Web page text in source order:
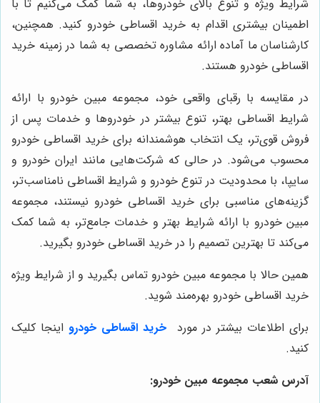
شرایط ویژه و تنوع بالای خودروها، به شما کمک می‌کنیم تا با
اطمینان بیشتری اقدام به خرید اقساطی خودرو کنید. همچنین،
کارشناسان ما آماده ارائه مشاوره تخصصی به شما در زمینه خرید
اقساطی خودرو هستند.
در مقایسه با رقبای واقعی خود، مجموعه مبین خودرو با ارائه
شرایط اقساطی بهتر، تنوع بیشتر در خودروها و خدمات پس از
فروش قوی‌تر، یک انتخاب هوشمندانه برای خرید اقساطی خودرو
محسوب می‌شود. در حالی که شرکت‌هایی مانند ایران خودرو و
سایپا، با محدودیت در تنوع خودرو و شرایط اقساطی نامناسب‌تر،
گزینه‌های مناسبی برای خرید اقساطی خودرو نیستند، مجموعه
مبین خودرو با ارائه شرایط بهتر و خدمات جامع‌تر، به شما کمک
می‌کند تا بهترین تصمیم را در خرید اقساطی خودرو بگیرید.
همین حالا با مجموعه مبین خودرو تماس بگیرید و از شرایط ویژه
خرید اقساطی خودرو بهره‌مند شوید.
برای اطلاعات بیشتر در مورد خرید اقساطی خودرواینجا کلیک
کنید.
آدرس شعب مجموعه مبین خودرو: